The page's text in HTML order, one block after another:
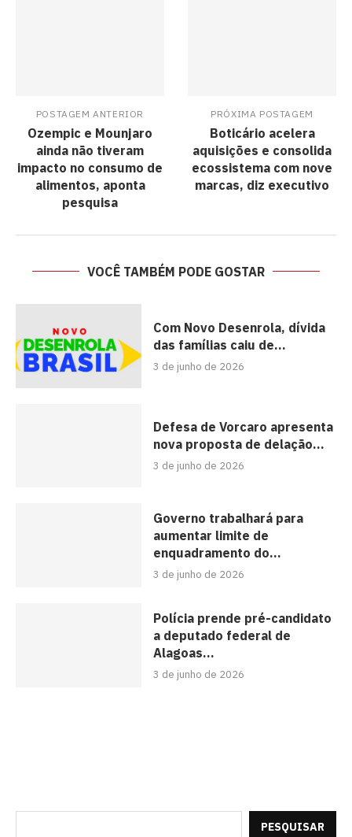
POSTAGEM ANTERIOR
Ozempic e Mounjaro
ainda não tiveram
impacto no consumo de
alimentos, aponta
pesquisa
PRÓXIMA POSTAGEM
Boticário acelera
aquisições e consolida
ecossistema com nove
marcas, diz executivo
VOCÊ TAMBÉM PODE GOSTAR
Com Novo Desenrola, dívida
das famílias caiu de...
3 de junho de 2026
Defesa de Vorcaro apresenta
nova proposta de delação...
3 de junho de 2026
Governo trabalhará para
aumentar limite de
enquadramento do...
3 de junho de 2026
Polícia prende pré-candidato
a deputado federal de
Alagoas...
3 de junho de 2026
PESQUISAR